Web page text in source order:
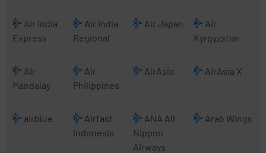
Air India
Express
Air India
Regional
Air Japan
Air
Kyrgyzstan
Air
Mandalay
Air
Philippines
AirAsia AirAsia X
airblue
Airfast
Indonesia
ANA All
Nippon
Airways
Arab Wings